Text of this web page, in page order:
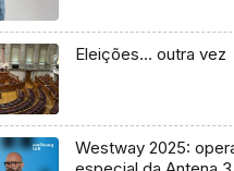
Eleições… outra vez
Westway 2025: